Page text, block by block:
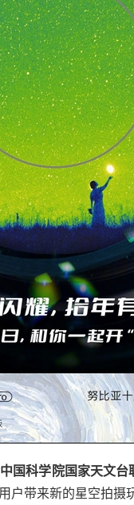
国科学院国家天文
户带来新的星空拍摄